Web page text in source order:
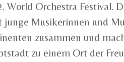
World Orchestra Festival.
Musikerinnen und
zusammen und
zu einem Ort der